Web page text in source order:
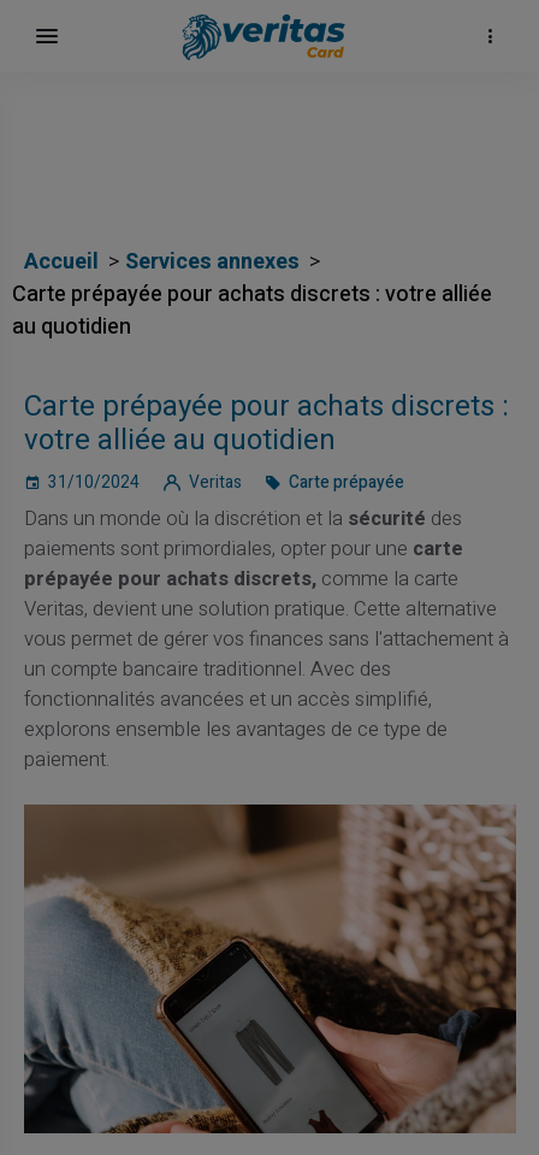
Accueil
Services annexes
Carte prépayée pour achats discrets : votre alliée
au quotidien
Carte prépayée pour achats discrets :
votre alliée au quotidien
31/10/2024 Veritas Carte prépayée
Dans un monde où la discrétion et la sécurité des
paiements sont primordiales, opter pour une carte
prépayée pour achats discrets,comme la carte
Veritas, devient une solution pratique. Cette alternative
vous permet de gérer vos finances sans l'attachement à
un compte bancaire traditionnel. Avec des
fonctionnalités avancées et un accès simplifié,
explorons ensemble les avantages de ce type de
paiement.